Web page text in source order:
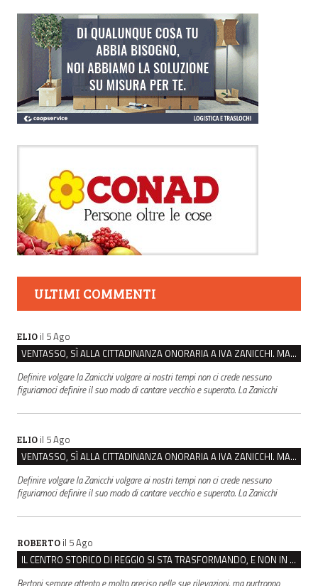
ULTIMI COMMENTI
ELIO il 5 Ago
VENTASSO, SÌ ALLA CITTADINANZA ONORARIA A IVA ZANICCHI. MA BARGIACCHI: “È DI PESSIMO GUSTO”
Definire volgare la Zanicchi volgare ai nostri tempi non ci crede nessuno
figuriamoci definire il suo modo di cantare vecchio e superato. La Zanicchi
ELIO il 5 Ago
VENTASSO, SÌ ALLA CITTADINANZA ONORARIA A IVA ZANICCHI. MA BARGIACCHI: “È DI PESSIMO GUSTO”
Definire volgare la Zanicchi volgare ai nostri tempi non ci crede nessuno
figuriamoci definire il suo modo di cantare vecchio e superato. La Zanicchi
ROBERTO il 5 Ago
IL CENTRO STORICO DI REGGIO SI STA TRASFORMANDO, E NON IN MEGLIO